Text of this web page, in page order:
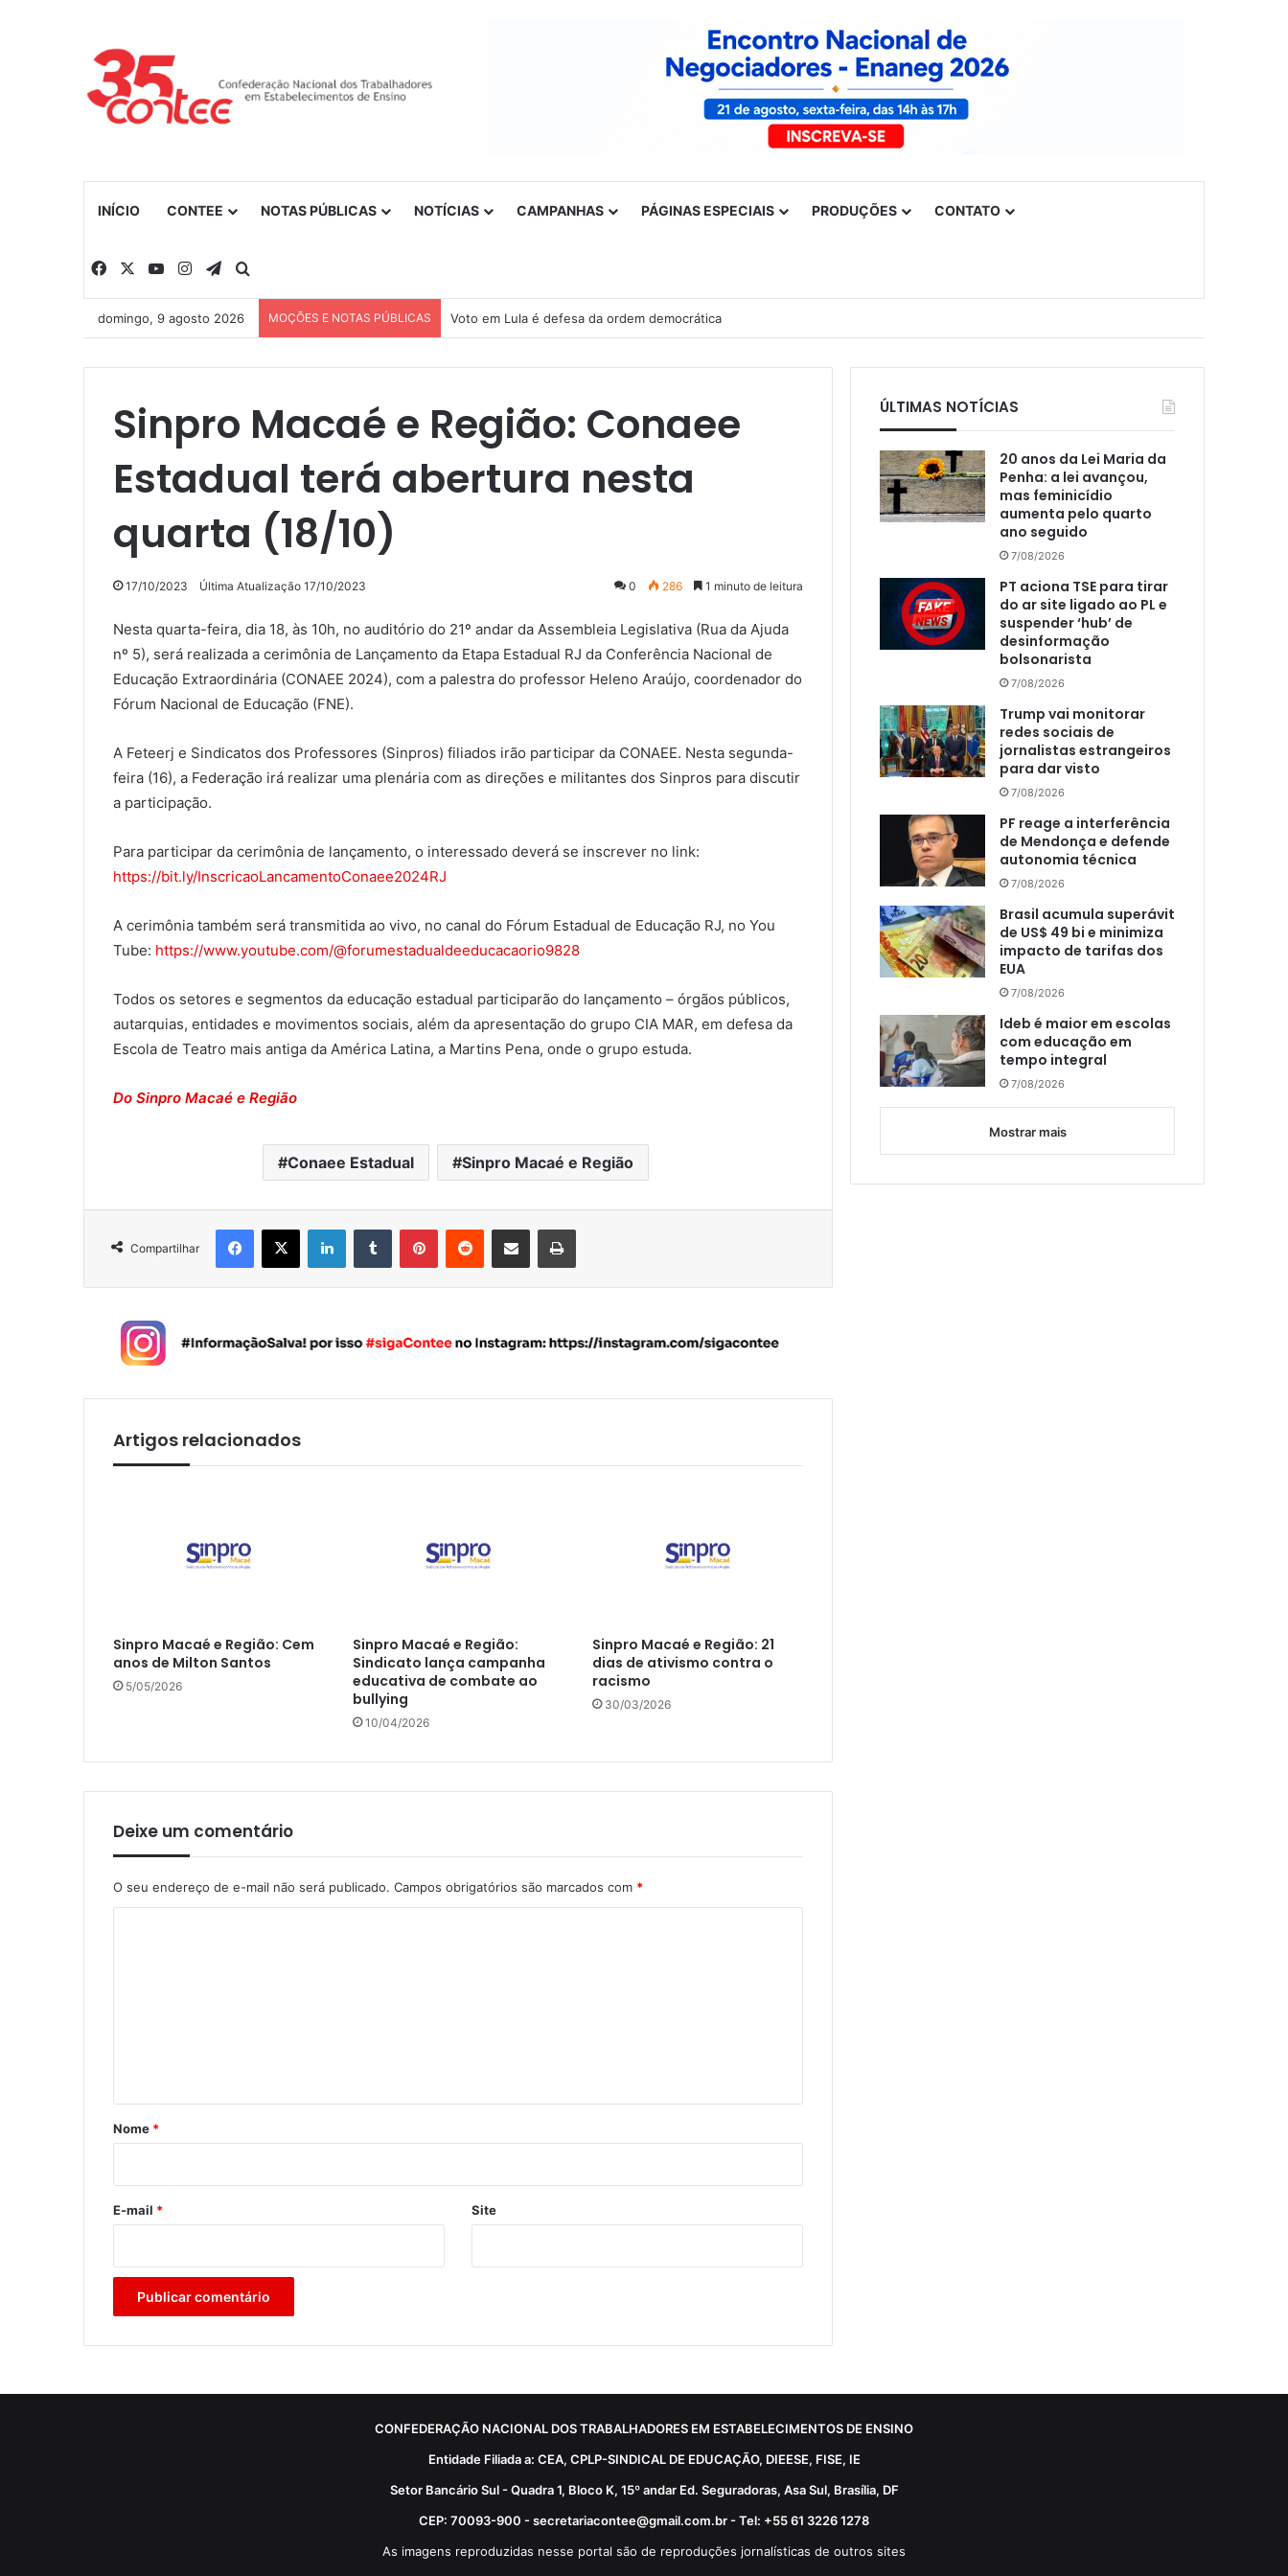
INÍCIO CONTEE NOTAS PÚBLICAS NOTÍCIAS CAMPANHAS PÁGINAS ESPECIAIS PRODUÇÕES CONTATO
Facebook YouTubeInstagramTelegram
domingo, 9 agosto 2026 MOÇÕES E NOTAS PÚBLICAS Voto em Lula é defesa da ordem democrática
Sinpro Macaé e Região: Conaee
Estadual terá abertura nesta
quarta (18/10)
17/10/2023 Última Atualização 17/10/2023 0 286 1 minuto de leitura
Nesta quarta-feira, dia 18, às 10h, no auditório do 21º andar da Assembleia Legislativa (Rua da Ajuda
nº 5), será realizada a cerimônia de Lançamento da Etapa Estadual RJ da Conferência Nacional de
Educação Extraordinária (CONAEE 2024), com a palestra do professor Heleno Araújo, coordenador do
Fórum Nacional de Educação (FNE).
A Feteerj e Sindicatos dos Professores (Sinpros) filiados irão participar da CONAEE. Nesta segunda-
feira (16), a Federação irá realizar uma plenária com as direções e militantes dos Sinpros para discutir
a participação.
Para participar da cerimônia de lançamento, o interessado deverá se inscrever no link:
https://bit.ly/InscricaoLancamentoConaee2024RJ
A cerimônia também será transmitida ao vivo, no canal do Fórum Estadual de Educação RJ, no You
Tube: https://www.youtube.com/@forumestadualdeeducacaorio9828
Todos os setores e segmentos da educação estadual participarão do lançamento – órgãos públicos,
autarquias, entidades e movimentos sociais, além da apresentação do grupo CIA MAR, em defesa da
Escola de Teatro mais antiga da América Latina, a Martins Pena, onde o grupo estuda.
Do Sinpro Macaé e Região
Conaee Estadual Sinpro Macaé e Região
Compartilhar
Artigos relacionados
Sinpro Macaé e Região: Cem
anos de Milton Santos
5/05/2026
Sinpro Macaé e Região:
Sindicato lança campanha
educativa de combate ao
bullying
10/04/2026
Sinpro Macaé e Região: 21
dias de ativismo contra o
racismo
30/03/2026
Deixe um comentário
O seu endereço de e-mail não será publicado. Campos obrigatórios são marcados com *
r
*
Nome *
E-mail * Site
ÚLTIMAS NOTÍCIAS
20 anos da Lei Maria da
Penha: a lei avançou,
mas feminicídio
aumenta pelo quarto
ano seguido
7/08/2026
PT aciona TSE para tirar
do ar site ligado ao PL e
suspender ‘hub’ de
desinformação
bolsonarista
7/08/2026
Trump vai monitorar
redes sociais de
jornalistas estrangeiros
para dar visto
7/08/2026
PF reage a interferência
de Mendonça e defende
autonomia técnica
7/08/2026
Brasil acumula superávit
de US$ 49 bi e minimiza
impacto de tarifas dos
EUA
7/08/2026
Ideb é maior em escolas
com educação em
tempo integral
7/08/2026
Mostrar mais
CONFEDERAÇÃO NACIONAL DOS TRABALHADORES EM ESTABELECIMENTOS DE ENSINO
Entidade Filiada a: CEA, CPLP-SINDICAL DE EDUCAÇÃO, DIEESE, FISE, IE
Setor Bancário Sul - Quadra 1, Bloco K, 15º andar Ed. Seguradoras, Asa Sul, Brasília, DF
CEP: 70093-900 - secretariacontee@gmail.com.br - Tel: +55 61 3226 1278
As imagens reproduzidas nesse portal são de reproduções jornalísticas de outros sites